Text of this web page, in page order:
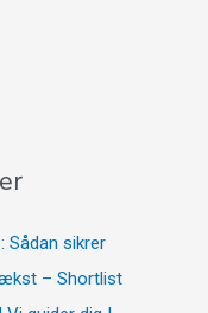
Sådan sikrer
– Shortlist